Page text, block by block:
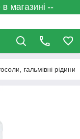
в магазині --
гальмівні рідини